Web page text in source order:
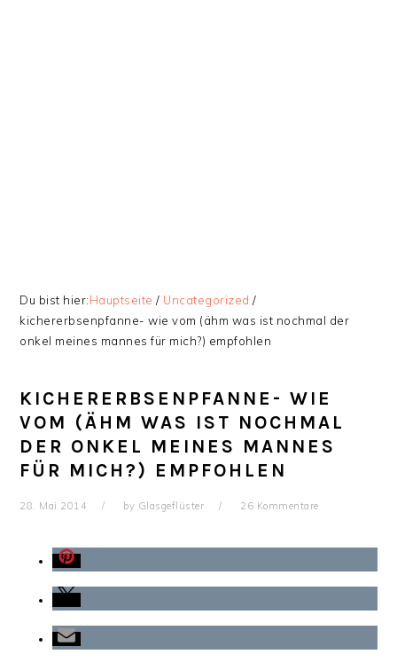
Du bist hier:Hauptseite / Uncategorized /
kichererbsenpfanne- wie vom (ähm was ist nochmal der
onkel meines mannes für mich?) empfohlen
KICHERERBSENPFANNE- WIE
VOM (ÄHM WAS IST NOCHMAL
DER ONKEL MEINES MANNES
FÜR MICH?) EMPFOHLEN
28. Mai 2014 by Glasgeflüster 26 Kommentare